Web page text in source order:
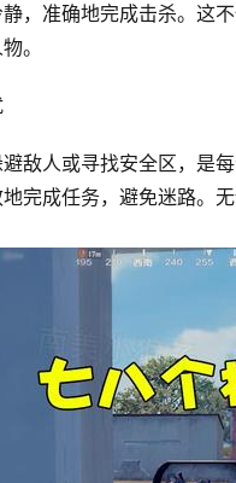
，准确地完成击杀。这
。
敌人或寻找安全区，是
完成任务，避免迷路。